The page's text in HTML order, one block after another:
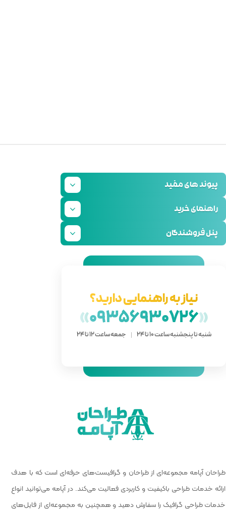
»
ساعت 12 تا 24
گرافیست‌های حرفه‌ای است که با هدف
می‌کند. در آپامه می‌توانید انواع
همچنین به مجموعه‌ای از فایل‌های